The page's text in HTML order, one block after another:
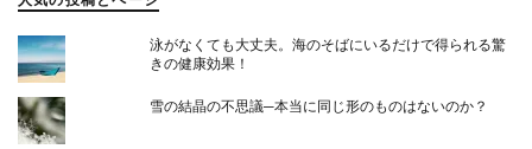
泳がなくても大丈夫。海のそばにいるだけで得られる驚
きの健康効果！
雪の結晶の不思議─本当に同じ形のものはないのか？